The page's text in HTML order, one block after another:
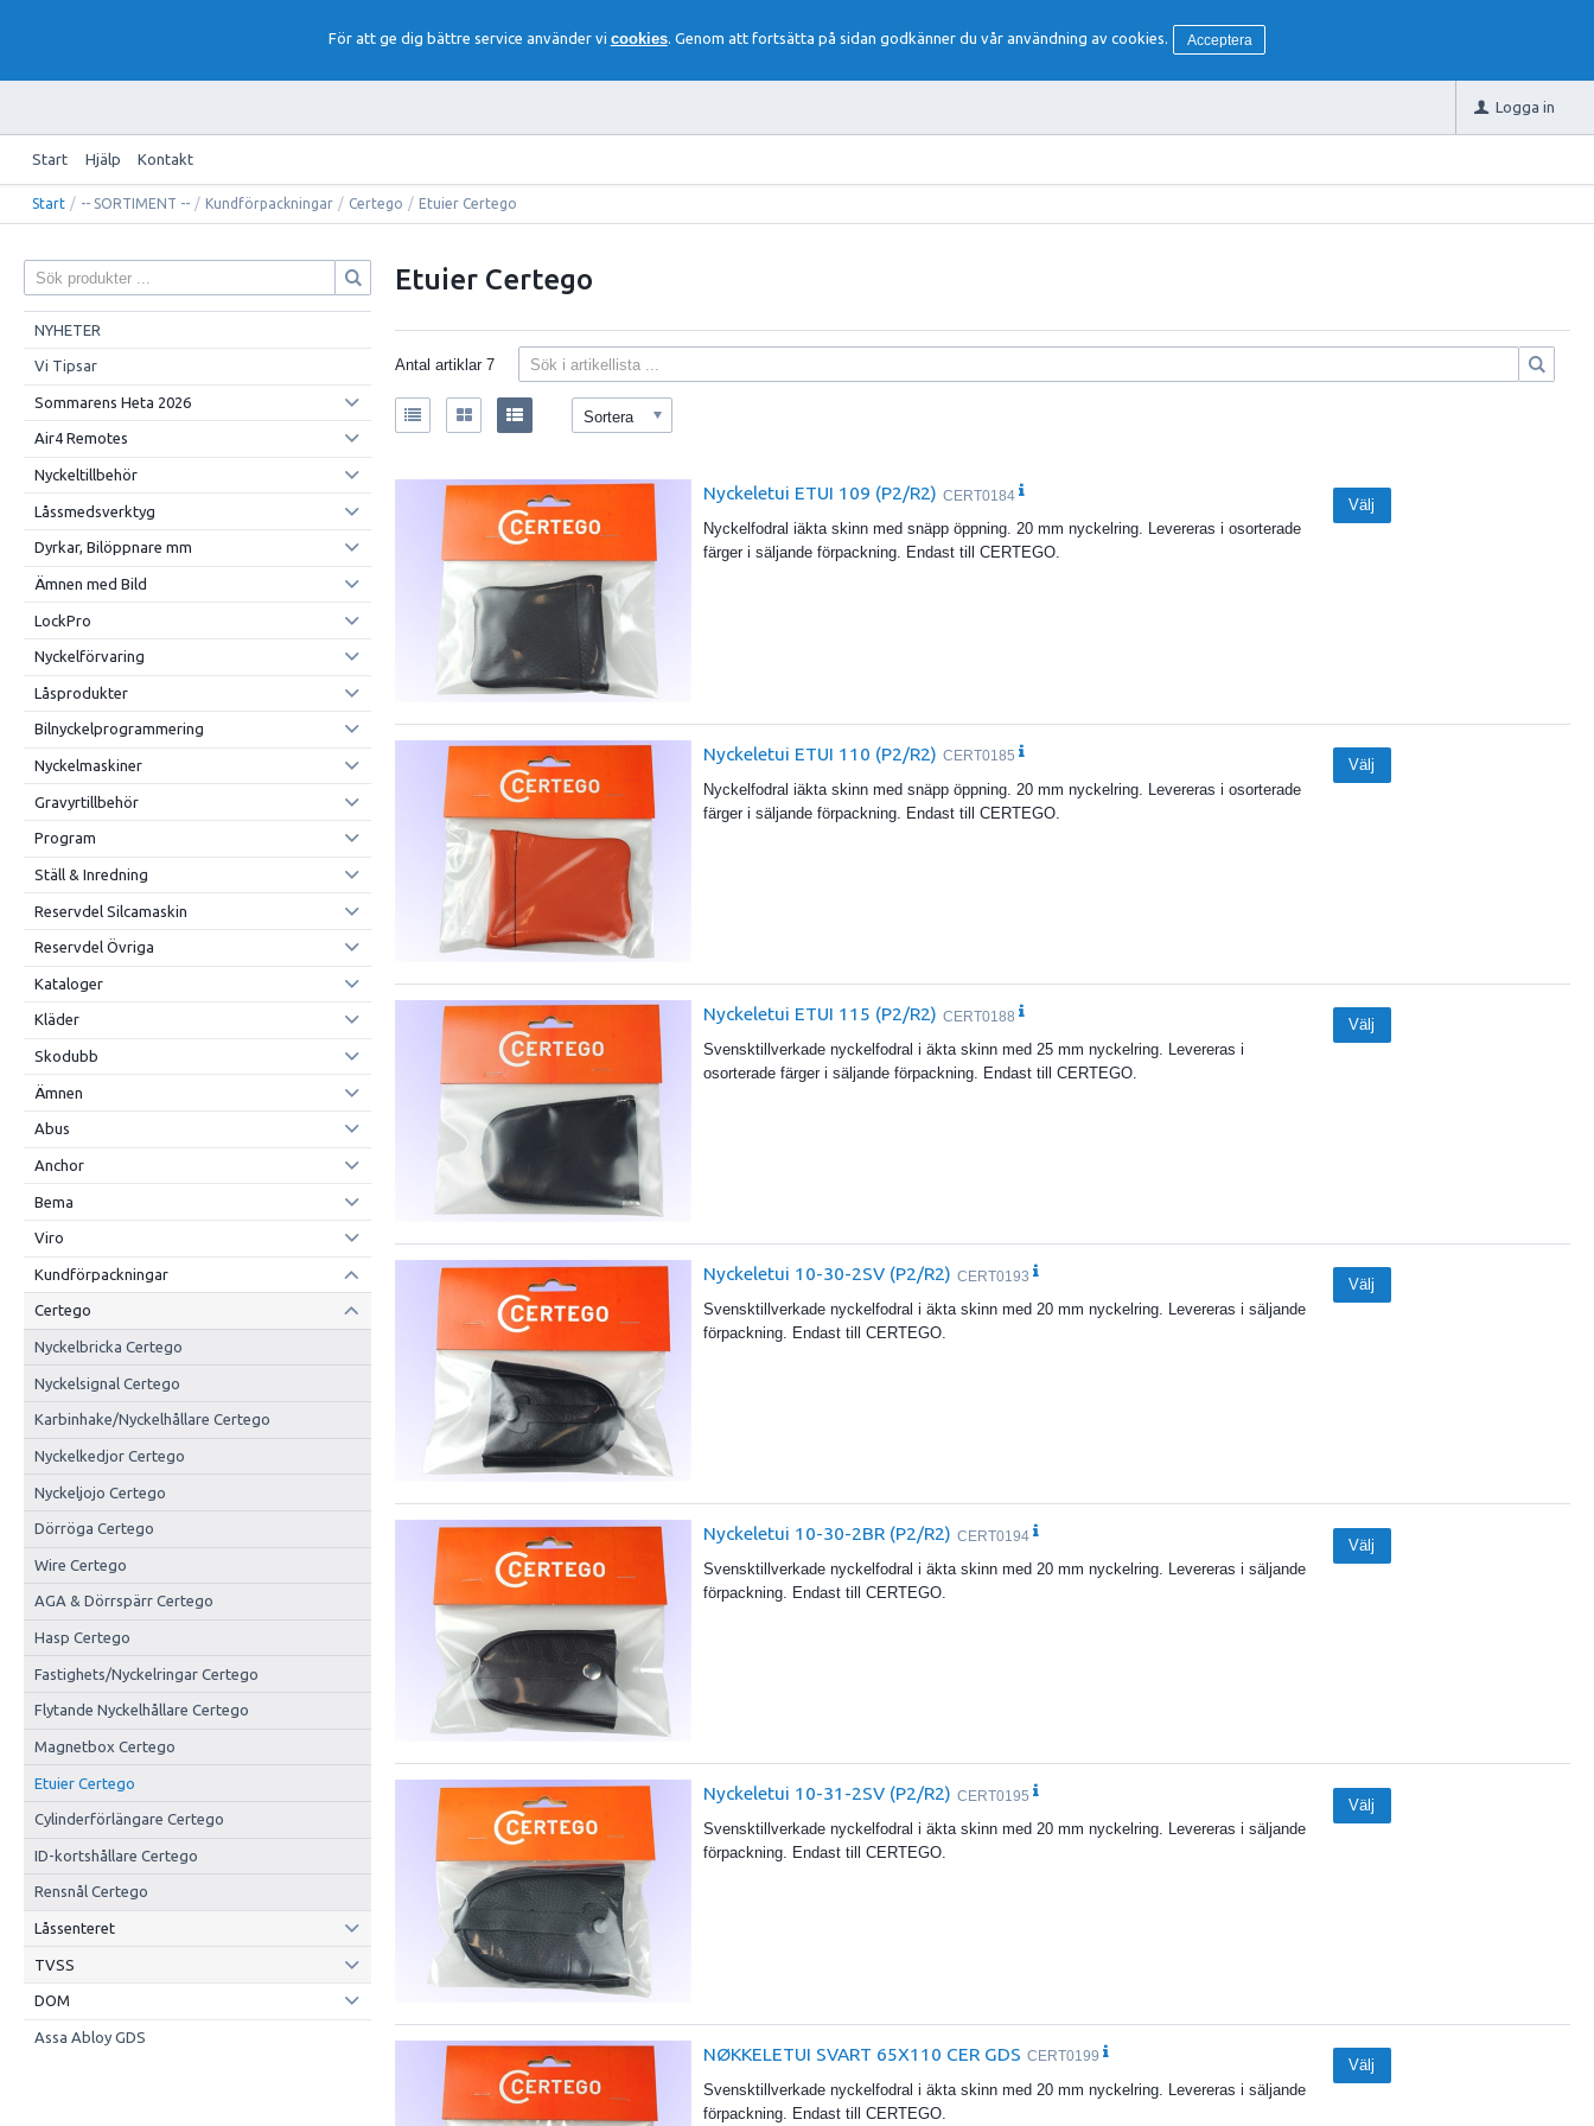
För att ge dig bättre service använder vi cookies. Genom att fortsätta på sidan godkänner du vår användning av cookies. Acceptera
Logga in
Start Hjälp Kontakt
Start / -- SORTIMENT -- / Kundförpackningar / Certego / Etuier Certego
NYHETER
Vi Tipsar
Sommarens Heta 2026
Air4 Remotes
Nyckeltillbehör
Låssmedsverktyg
Dyrkar, Bilöppnare mm
Ämnen med Bild
LockPro
Nyckelförvaring
Låsprodukter
Bilnyckelprogrammering
Nyckelmaskiner
Gravyrtillbehör
Program
Ställ & Inredning
Reservdel Silcamaskin
Reservdel Övriga
Kataloger
Kläder
Skodubb
Ämnen
Abus
Anchor
Bema
Viro
Kundförpackningar
Certego
Nyckelbricka Certego
Nyckelsignal Certego
Karbinhake/Nyckelhållare Certego
Nyckelkedjor Certego
Nyckeljojo Certego
Dörröga Certego
Wire Certego
AGA & Dörrspärr Certego
Hasp Certego
Fastighets/Nyckelringar Certego
Flytande Nyckelhållare Certego
Magnetbox Certego
Etuier Certego
Cylinderförlängare Certego
ID-kortshållare Certego
Rensnål Certego
Låssenteret
TVSS
DOM
Assa Abloy GDS
Etuier Certego
Antal artiklar7
Sortera
Nyckeletui ETUI 109 (P2/R2) CERT0184
Nyckelfodral iäkta skinn med snäpp öppning. 20 mm nyckelring. Levereras i osorterade
färger i säljande förpackning. Endast till CERTEGO.
Välj
Nyckeletui ETUI 110 (P2/R2) CERT0185
Nyckelfodral iäkta skinn med snäpp öppning. 20 mm nyckelring. Levereras i osorterade
färger i säljande förpackning. Endast till CERTEGO.
Välj
Nyckeletui ETUI 115 (P2/R2) CERT0188
Svensktillverkade nyckelfodral i äkta skinn med 25 mm nyckelring. Levereras i
osorterade färger i säljande förpackning. Endast till CERTEGO.
Välj
Nyckeletui 10-30-2SV (P2/R2) CERT0193
Svensktillverkade nyckelfodral i äkta skinn med 20 mm nyckelring. Levereras i säljande
förpackning. Endast till CERTEGO.
Välj
Nyckeletui 10-30-2BR (P2/R2) CERT0194
Svensktillverkade nyckelfodral i äkta skinn med 20 mm nyckelring. Levereras i säljande
förpackning. Endast till CERTEGO.
Välj
Nyckeletui 10-31-2SV (P2/R2) CERT0195
Svensktillverkade nyckelfodral i äkta skinn med 20 mm nyckelring. Levereras i säljande
förpackning. Endast till CERTEGO.
Välj
NØKKELETUI SVART 65X110 CER GDS CERT0199
Svensktillverkade nyckelfodral i äkta skinn med 20 mm nyckelring. Levereras i säljande
förpackning. Endast till CERTEGO.
Välj